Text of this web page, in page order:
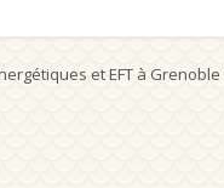
et EFT à Grenoble